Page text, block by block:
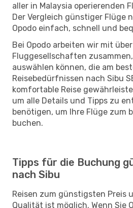
aller in Malaysia operierenden
Der Vergleich günstiger Flüge
Opodo einfach, schnell und
Bei Opodo arbeiten wir mit
Fluggesellschaften
auswählen können, die am
Reisebedürfnissen nach Sibu
komfortable Reise
um alle Details und Tipps zu
benötigen, um Ihre Flüge zum
buchen.
Tipps für die Buchung
nach Sibu
Reisen zum günstigsten Preis
Qualität ist möglich. Wenn Sie